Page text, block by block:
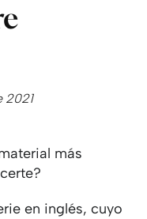
2021
más
en inglés, cuyo